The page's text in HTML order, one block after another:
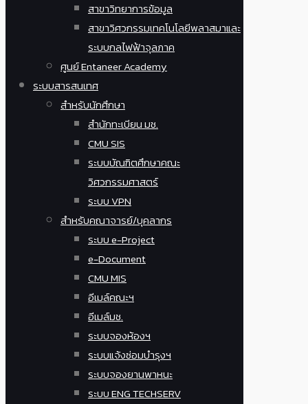
สาขาวิทยาการข้อมูล
สาขาวิศวกรรมเทคโนโลยีพลาสมาและ
ระบบกลไฟฟ้าจุลภาค
ศูนย์ Entaneer Academy
ระบบสารสนเทศ
สำหรับนักศึกษา
สำนักทะเบียน มช.
CMU SIS
ระบบบัณฑิตศึกษาคณะ
วิศวกรรมศาสตร์
ระบบ VPN
สำหรับคณาจารย์/บุคลากร
ระบบ e-Project
e-Document
CMU MIS
อีเมล์คณะฯ
อีเมล์มช.
ระบบจองห้องฯ
ระบบแจ้งซ่อมบำรุงฯ
ระบบจองยานพาหนะ
ระบบ ENG TECHSERV